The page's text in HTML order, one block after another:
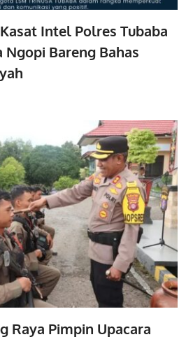
Intel Polres Tubaba
Ngopi Bareng Bahas
Raya Pimpin Upacara